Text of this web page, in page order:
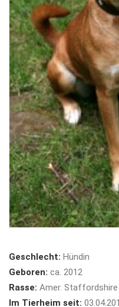
Geschlecht: Hündin
Geboren: ca. 2012
Rasse: Amer. Staffordshire
Im Tierheim seit: